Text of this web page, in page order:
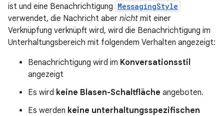
ist und eine Benachrichtigung MessagingStyle
verwendet, die Nachricht aber nicht mit einer
Verknüpfung verknüpft wird, wird die Benachrichtigung im
Unterhaltungsbereich mit folgendem Verhalten angezeigt:
Benachrichtigung wird im Konversationsstil
angezeigt
Es wird keine Blasen-Schaltfläche angeboten.
Es werden keine unterhaltungsspezifischen